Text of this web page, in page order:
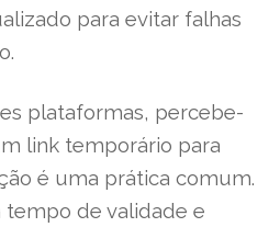
para evitar falhas
plataformas, percebe-
link temporário para
é uma prática comum.
tempo de validade e